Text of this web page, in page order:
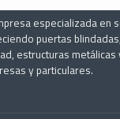
especializada en
puertas
estructuras
y particulares.